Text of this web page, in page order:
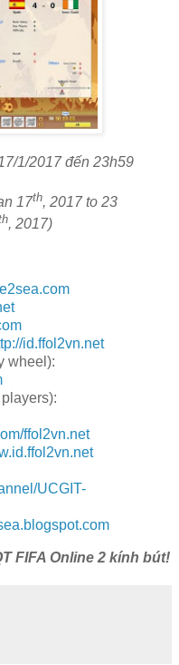
1/2017 đến 23h59
17th, 2017 to 23
, 2017)
id.ffol2vn.net
wheel):
ffol2vn.net
UCGIT-
FIFA Online 2 kính bút!